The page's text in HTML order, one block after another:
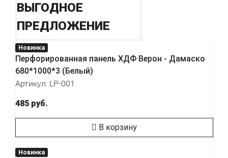
ВЫГОДНОЕ
ПРЕДЛОЖЕНИЕ
Новинка
Перфорированная панель ХДФ Верон - Дамаско
680*1000*3 (Белый)
Артикул: LP-001
485 руб.
В корзину
Новинка